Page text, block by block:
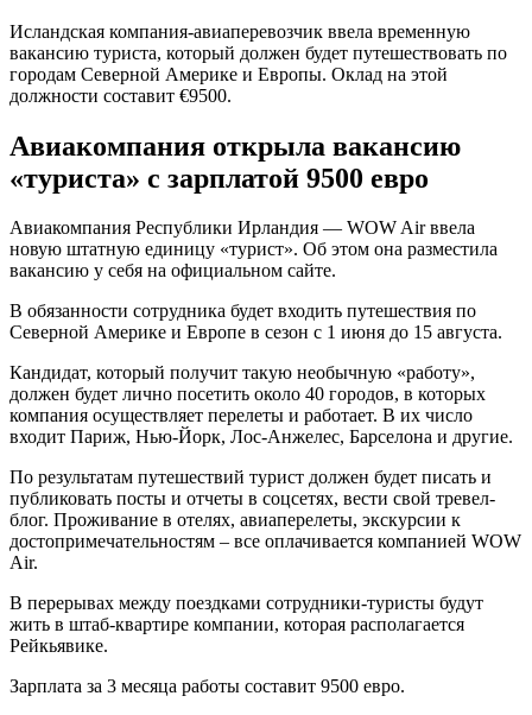
Исландская компания-авиаперевозчик ввела временную
вакансию туриста, который должен будет путешествовать по
городам Северной Америке и Европы. Оклад на этой
должности составит €9500.
Авиакомпания открыла вакансию
«туриста» с зарплатой 9500 евро
Авиакомпания Республики Ирландия — WOW Air ввела
новую штатную единицу «турист». Об этом она разместила
вакансию у себя на официальном сайте.
В обязанности сотрудника будет входить путешествия по
Северной Америке и Европе в сезон с 1 июня до 15 августа.
Кандидат, который получит такую необычную «работу»,
должен будет лично посетить около 40 городов, в которых
компания осуществляет перелеты и работает. В их число
входит Париж, Нью-Йорк, Лос-Анжелес, Барселона и другие.
По результатам путешествий турист должен будет писать и
публиковать посты и отчеты в соцсетях, вести свой тревел-
блог. Проживание в отелях, авиаперелеты, экскурсии к
достопримечательностям – все оплачивается компанией WOW
Air.
В перерывах между поездками сотрудники-туристы будут
жить в штаб-квартире компании, которая располагается
Рейкьявике.
Зарплата за 3 месяца работы составит 9500 евро.